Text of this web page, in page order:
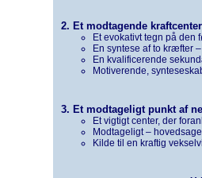
2. Et modtagende kraftcenter
Et evokativt tegn på
En syntese af to kræfter
En kvalificerende
Motiverende,
3. Et modtageligt punkt af
Et vigtigt center, der
Modtageligt –
Kilde til en kraftig